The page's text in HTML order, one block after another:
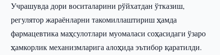
Учрашувда дори воситаларини рўйхатдан ўтказиш,
регулятор жараёнларни такомиллаштириш ҳамда
фармацевтика маҳсулотлари муомаласи соҳасидаги ўзаро
ҳамкорлик механизмларига алоҳида эътибор қаратилди.